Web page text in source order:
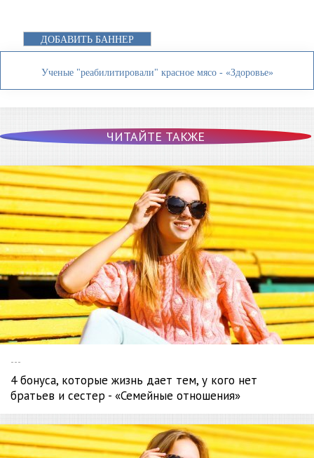
ДОБАВИТЬ БАННЕР
Ученые "реабилитировали" красное мясо - «Здоровье»
ЧИТАЙТЕ ТАКЖЕ
---
4 бонуса, которые жизнь дает тем, у кого нет
братьев и сестер - «Семейные отношения»